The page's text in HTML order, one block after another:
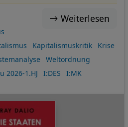
Weiterlesen
Kapitalismuskritik
Krise
Weltordnung
2026-1.HJ I:DES I:MK